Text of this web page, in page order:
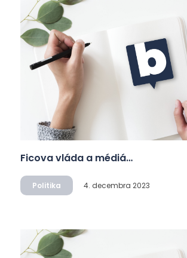
Ficova vláda a médiá…
Politika 4. decembra 2023